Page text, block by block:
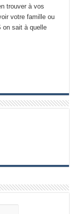
trouver à vos
votre famille ou
on sait à quelle